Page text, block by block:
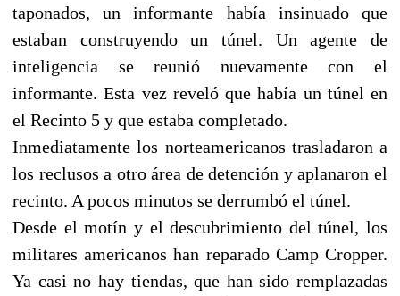
taponados, un informante había insinuado que
estaban construyendo un túnel. Un agente de
inteligencia se reunió nuevamente con el
informante. Esta vez reveló que había un túnel en
el Recinto 5 y que estaba completado.
Inmediatamente los norteamericanos trasladaron a
los reclusos a otro área de detención y aplanaron el
recinto. A pocos minutos se derrumbó el túnel.
Desde el motín y el descubrimiento del túnel, los
militares americanos han reparado Camp Cropper.
Ya casi no hay tiendas, que han sido remplazadas